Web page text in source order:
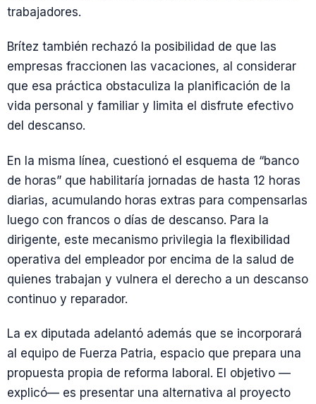
trabajadores.
Brítez también rechazó la posibilidad de que las
empresas fraccionen las vacaciones, al considerar
que esa práctica obstaculiza la planificación de la
vida personal y familiar y limita el disfrute efectivo
del descanso.
En la misma línea, cuestionó el esquema de “banco
de horas” que habilitaría jornadas de hasta 12 horas
diarias, acumulando horas extras para compensarlas
luego con francos o días de descanso. Para la
dirigente, este mecanismo privilegia la flexibilidad
operativa del empleador por encima de la salud de
quienes trabajan y vulnera el derecho a un descanso
continuo y reparador.
La ex diputada adelantó además que se incorporará
al equipo de Fuerza Patria, espacio que prepara una
propuesta propia de reforma laboral. El objetivo —
explicó— es presentar una alternativa al proyecto